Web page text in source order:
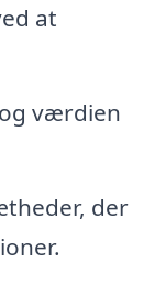
at
værdien
der